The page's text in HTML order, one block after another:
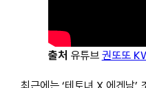
출처 유튜브권또또